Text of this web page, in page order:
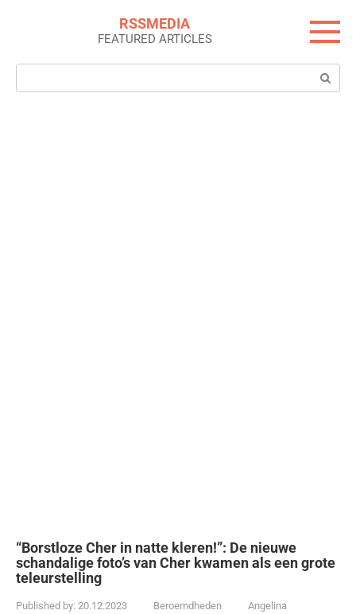
RSSMEDIA
FEATURED ARTICLES
Search:
“Borstloze Cher in natte kleren!”: De nieuwe
schandalige foto’s van Cher kwamen als een grote
teleurstelling
Published by: 20.12.2023 Beroemdheden Angelina